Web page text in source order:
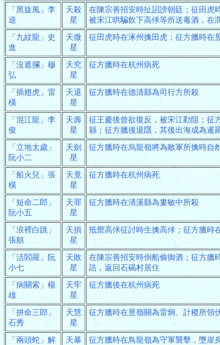
「黑旋風」李
逵
天殺
星
在陳宗善招安時扯詔謗朝廷；征田虎
被宋江哄騙飲下高俅等所送毒酒，在
「九紋龍」史
進
天微
星
征田虎時在涿州擒田虎；征方臘時在
「沒遮攔」穆
弘
天究
星
征方臘時在杭州病死
「插翅虎」雷
橫
天退
星
征方臘時在德清縣為司行方所殺
「混江龍」李
俊
天壽
星
征王慶後曾欲復反，被宋江勸阻；征
縣；征方臘後退隱，其後出海成為暹
「立地太歲」
阮小二
天劍
星
征方臘時在烏龍嶺將為敵軍所擒時自
「船火兒」張
橫
天竟
星
征方臘時在杭州病死
「短命二郎」
阮小五
天罪
星
征方臘時在清溪縣為婁敏中所殺
「浪裡白跳」
張順
天損
星
抵禦高俅征討時生擒高俅；征方臘時
「活閻羅」阮
小七
天敗
星
在陳宗善招安時倒船偷御酒；征方臘
誥，返回石碣村居住
「病關索」楊
雄
天牢
星
征方臘後在杭州病死
「拼命三郎」
石秀
天慧
星
征方臘時在昱嶺關為雷炯、計稷所領
「兩頭蛇」解
天暴
征方臘時在鳥龍嶺為守軍襲擊，墮崖